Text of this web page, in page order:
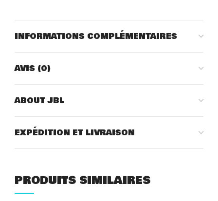
INFORMATIONS COMPLÉMENTAIRES
AVIS (0)
ABOUT JBL
EXPÉDITION ET LIVRAISON
PRODUITS SIMILAIRES